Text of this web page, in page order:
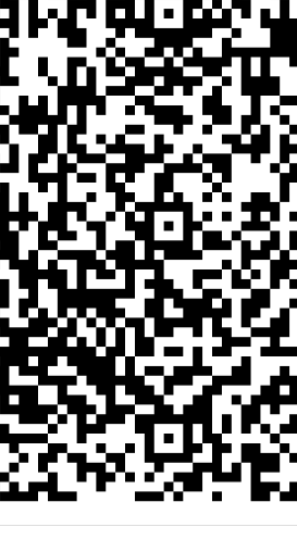
暫